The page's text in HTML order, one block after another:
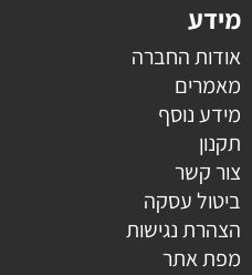
מידע
אודות החברה
מאמרים
מידע נוסף
תקנון
צור קשר
ביטול עסקה
הצהרת נגישות
מפת אתר